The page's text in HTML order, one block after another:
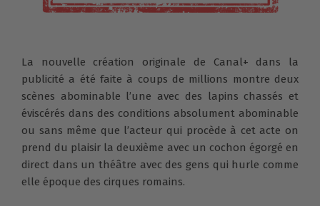
La nouvelle création originale de Canal+ dans la
publicité a été faite à coups de millions montre deux
scènes abominable l’une avec des lapins chassés et
éviscérés dans des conditions absolument abominable
ou sans même que l’acteur qui procède à cet acte on
prend du plaisir la deuxième avec un cochon égorgé en
direct dans un théâtre avec des gens qui hurle comme
elle époque des cirques romains.